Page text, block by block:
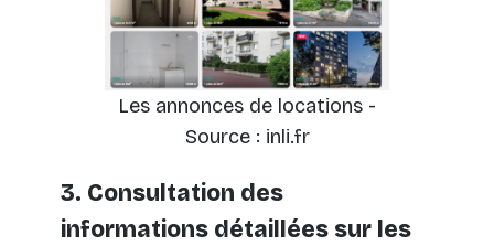
Les annonces de locations -
Source : inli.fr
3. Consultation des
informations détaillées sur les